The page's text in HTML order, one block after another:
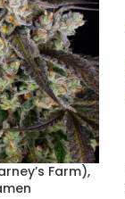
Farm),